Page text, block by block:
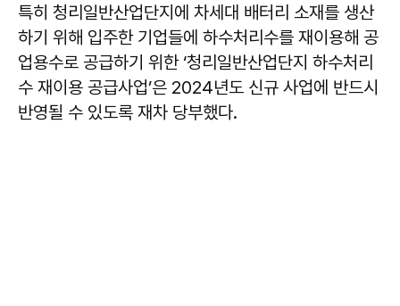
특히 청리일반산업단지에 차세대 배터리 소재를 생산
하기 위해 입주한 기업들에 하수처리수를 재이용해 공
업용수로 공급하기 위한 ‘청리일반산업단지 하수처리
수 재이용 공급사업’은 2024년도 신규 사업에 반드시
반영될 수 있도록 재차 당부했다.